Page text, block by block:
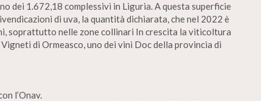
dei 1.672,18 complessivi in Liguria. A questa superficie
di uva, la quantità dichiarata, che nel 2022 è
soprattutto nelle zone collinari In crescita la viticoltura
di Ormeasco, uno dei vini Doc della provincia di
l’Onav.